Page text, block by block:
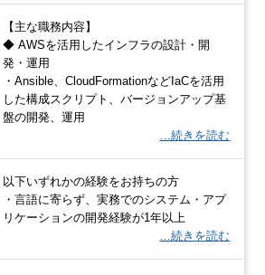
【主な職務内容】
◆ AWSを活用したインフラの設計・開
発・運用
・Ansible、CloudFormationなどIaCを活用
した構成スクリプト、バージョンアップ基
盤の開発、運用
…続きを読む
以下いずれかの経験をお持ちの方
・言語に寄らず、実務でのシステム・アプ
リケーションの開発経験が1年以上
…続きを読む